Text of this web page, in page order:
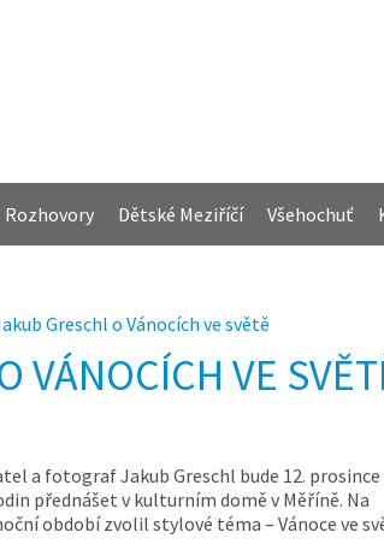
Rozhovory Dětské Meziříčí Všehochuť
Greschl o Vánocích ve světě
VÁNOCÍCH VE
a fotograf Jakub Greschl bude 12. prosince
přednášet v kulturním domě v Měříně. Na
období zvolil stylové téma – Vánoce ve